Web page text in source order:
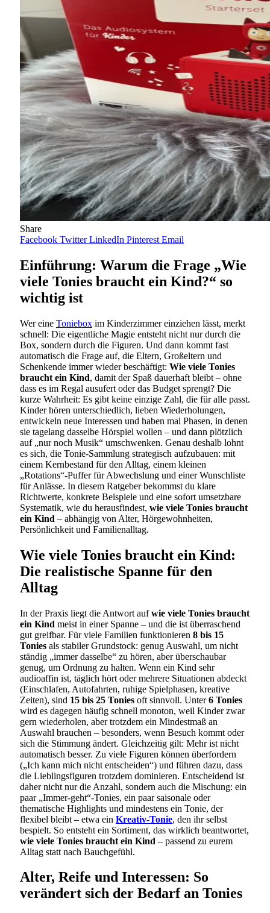
Share
Facebook Twitter LinkedIn Pinterest Email
Einführung: Warum die Frage „Wie
viele Tonies braucht ein Kind?“ so
wichtig ist
Wer eine Toniebox im Kinderzimmer einziehen lässt, merkt
schnell: Die eigentliche Magie entsteht nicht nur durch die
Box, sondern durch die Figuren. Und dann kommt fast
automatisch die Frage auf, die Eltern, Großeltern und
Schenkende immer wieder beschäftigt: Wie viele Tonies
braucht ein Kind, damit der Spaß dauerhaft bleibt – ohne
dass es im Regal ausufert oder das Budget sprengt? Die
kurze Wahrheit: Es gibt keine einzige Zahl, die für alle passt.
Kinder hören unterschiedlich, lieben Wiederholungen,
entwickeln neue Interessen und haben mal Phasen, in denen
sie tagelang dasselbe Hörspiel wollen – und dann plötzlich
auf „nur noch Musik“ umschwenken. Genau deshalb lohnt
es sich, die Tonie-Sammlung strategisch aufzubauen: mit
einem Kernbestand für den Alltag, einem kleinen
„Rotations“-Puffer für Abwechslung und einer Wunschliste
für Anlässe. In diesem Ratgeber bekommst du klare
Richtwerte, konkrete Beispiele und eine sofort umsetzbare
Systematik, wie du herausfindest, wie viele Tonies braucht
ein Kind – abhängig von Alter, Hörgewohnheiten,
Persönlichkeit und Familienalltag.
Wie viele Tonies braucht ein Kind:
Die realistische Spanne für den
Alltag
In der Praxis liegt die Antwort aufwie viele Tonies braucht
ein Kind meist in einer Spanne – und die ist überraschend
gut greifbar. Für viele Familien funktionieren 8 bis 15
Tonies als stabiler Grundstock: genug Auswahl, um nicht
ständig „immer dasselbe“ zu hören, aber überschaubar
genug, um Ordnung zu halten. Wenn ein Kind sehr
audioaffin ist, täglich hört oder mehrere Situationen abdeckt
(Einschlafen, Autofahrten, ruhige Spielphasen, kreative
Zeiten), sind 15 bis 25 Tonies oft sinnvoll. Unter6 Tonies
wird es dagegen häufig schnell monoton, weil Kinder zwar
gern wiederholen, aber trotzdem ein Mindestmaß an
Auswahl brauchen – besonders, wenn Besuch kommt oder
sich die Stimmung ändert. Gleichzeitig gilt: Mehr ist nicht
automatisch besser. Zu viele Figuren können überfordern
(„Ich kann mich nicht entscheiden“) und führen dazu, dass
die Lieblingsfiguren trotzdem dominieren. Entscheidend ist
daher nicht nur die Anzahl, sondern auch die Mischung: ein
paar „Immer-geht“-Tonies, ein paar saisonale oder
thematische Highlights und mindestens ein Tonie, der
flexibel bleibt – etwa ein Kreativ-Tonie, den ihr selbst
bespielt. So entsteht ein Sortiment, das wirklich beantwortet,
wie viele Tonies braucht ein Kind – passend zu eurem
Alltag statt nach Bauchgefühl.
Alter, Reife und Interessen: So
verändert sich der Bedarf an Tonies